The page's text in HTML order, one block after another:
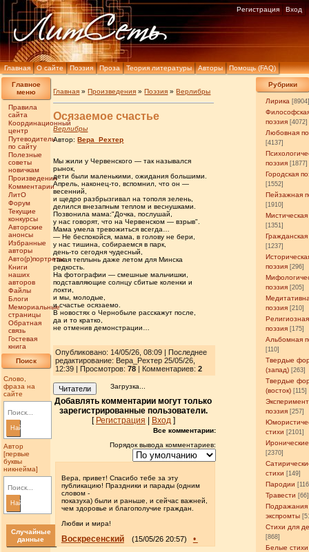
Главная О сайте Поэзия Проза Теория литературы Авторы Помощь (FAQ)
Регистрация Вход
Главное
меню
Правила
сайта
Координационный
центр
Путеводитель
по сайту
Полезные
советы
новичкам
Произведения
Комментарии
ЛитО
Форум
Текущие
конкурсы
Авторские
анонсы
Избранные
авторы
Авто(р)портреты
Книги
наших
авторов
Файлы
Блоги
Мемориальные
страницы
Обратная
связь
Гостевая
книга
Поиск
Слово,
фраза на
сайте
Найти
Автор
[первые
буквы
никнейма]
Найти
Случайные
данные
Рубрики
Лирика
поэзия [4072]
Любовная
[4137]
поэзия [1877]
Городская
[1552]
Пейзажная
[1910]
Мистическая
[1351]
Гражданская
[1237]
поэзия [296]
поэзия [205]
поэзия [210]
Религиозная
поэзия [175]
Альбомная
[110]
Твердые
(запад) [263]
Твердые
(восток) [115]
поэзия [257]
стихи [2101]
[2370]
стихи [149]
Пародии
Травести [66]
Подражания
экспромты
Стихи для
[868]
Белые стихи
Главная »Произведения »Поэзия »Верлибры
Осязаемое счастье
Верлибры
Автор:Вера_Рехтер
Мы жили у Червенского — так назывался
рынок,
дети были маленькими, ожидания большими.
Апрель, наконец-то, вспомнил, что он —
весенний,
и щедро разбрызгивал на тополя зелень,
делился внезапным теплом и веснушками.
Позвонила мама:"Дочка, послушай,
у нас говорят, что на Червенском — взрыв".
Мама умела тревожиться всегда…
— Не беспокойся, мама, в голову не бери,
у нас тишина, собираемся в парк,
день-то сегодня чудесный,
такая теплынь даже летом для Минска
редкость.
На фотографии — смешные мальчишки,
подставляющие солнцу сбитые коленки и
локти,
и мы, молодые,
и счастье осязаемо.
В новостях о Чернобыле расскажут после,
да и то кратко,
не отменив демонстрации…
Опубликовано: 14/05/26, 08:09 | Последнее
редактирование: Вера_Рехтер 25/05/26,
12:39 | Просмотров: 78| Комментариев: 2
Читатели Загрузка...
Добавлять комментарии могут только
зарегистрированные пользователи.
[ Регистрация Вход]
Все комментарии:
Порядок вывода комментариев:
Вера, привет! Спасибо тебе за эту
публикацию! Праздники и парады (одним
словом -
показуха) были и раньше, и сейчас важней,
чем здоровье и благополучие граждан.
Любви и мира!
Воскресенский (15/05/26 20:57) •